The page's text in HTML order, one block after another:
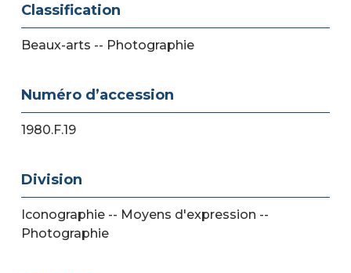
Classification
Beaux-arts -- Photographie
Numéro d’accession
1980.F.19
Division
Iconographie -- Moyens d'expression --
Photographie